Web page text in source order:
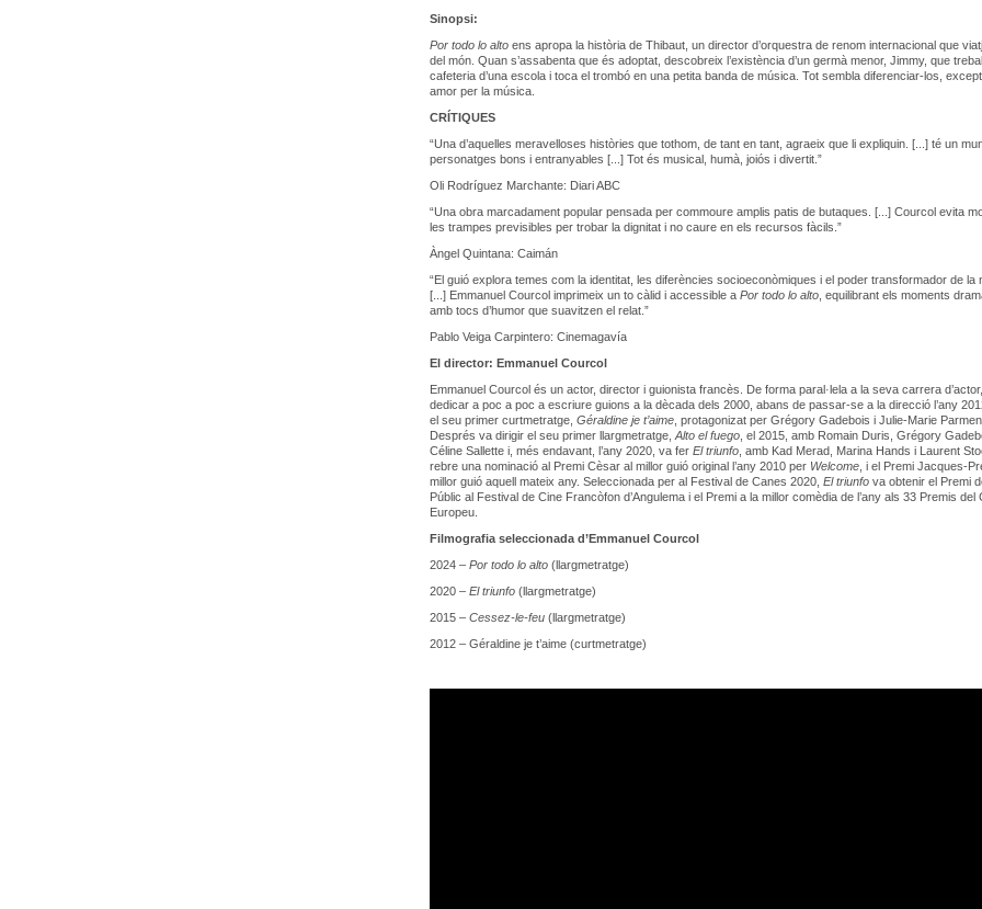
Sinopsi:
Por todo lo alto ens apropa la història de Thibaut, un director d’orquestra de renom internacional que
del món. Quan s’assabenta que és adoptat, descobreix l’existència d’un germà menor, Jimmy, que
cafeteria d’una escola i toca el trombó en una petita banda de música. Tot sembla diferenciar-los,
amor per la música.
CRÍTIQUES
“Una d’aquelles meravelloses històries que tothom, de tant en tant, agraeix que li expliquin. [...] té un
personatges bons i entranyables [...] Tot és musical, humà, joiós i divertit.”
Oli Rodríguez Marchante: Diari ABC
“Una obra marcadament popular pensada per commoure amplis patis de butaques. [...] Courcol evita
les trampes previsibles per trobar la dignitat i no caure en els recursos fàcils.”
Àngel Quintana: Caimán
“El guió explora temes com la identitat, les diferències socioeconòmiques i el poder transformador de la
[...] Emmanuel Courcol imprimeix un to càlid i accessible a Por todo lo alto , equilibrant els moments
amb tocs d’humor que suavitzen el relat.”
Pablo Veiga Carpintero: Cinemagavía
El director: Emmanuel Courcol
Emmanuel Courcol és un actor, director i guionista francès. De forma paral·lela a la seva carrera
dedicar a poc a poc a escriure guions a la dècada dels 2000, abans de passar-se a la direcció l’any
el seu primer curtmetratge, Géraldine je t’aime , protagonizat per Grégory Gadebois i Julie-Marie
Després va dirigir el seu primer llargmetratge, Alto el fuego , el 2015, amb Romain Duris, Grégory
Céline Sallette i, més endavant, l’any 2020, va fer El triunfo , amb Kad Merad, Marina Hands i Laurent
rebre una nominació al Premi Cèsar al millor guió original l’any 2010 per Welcome , i el Premi Jacques-
millor guió aquell mateix any. Seleccionada per al Festival de Canes 2020, El triunfo va obtenir el Premi
Públic al Festival de Cine Francòfon d’Angulema i el Premi a la millor comèdia de l’any als 33 Premis del
Europeu.
Filmografia seleccionada d’Emmanuel Courcol
2024 – Por todo lo alto (llargmetratge)
2020 – El triunfo (llargmetratge)
2015 – Cessez-le-feu (llargmetratge)
2012 – Géraldine je t’aime (curtmetratge)